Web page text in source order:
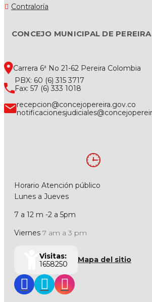
Contraloría
CONCEJO MUNICIPAL DE PEREIRA
Carrera 6ª No 21-62 Pereira Colombia
PBX: 60 (6) 315 3717
Fax: 57 (6) 333 1018
recepcion@concejopereira.gov.co
Horario Atención público
Lunes a Jueves
7 a 12 m -2 a 5pm
Viernes 7 am a 3 pm
Visitas:
1658250
Mapa del sitio